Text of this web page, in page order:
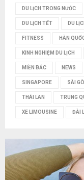
DU LỊCH TRONG NƯỚC
DU LỊCH TẾT DU
FITNESS HÀN
KINH NGHIỆM DU LỊCH
MIỀN BẮC NEWS
SINGAPORE SÀI
THÁI LAN TRUNG
XE LIMOUSINE ĐÀI